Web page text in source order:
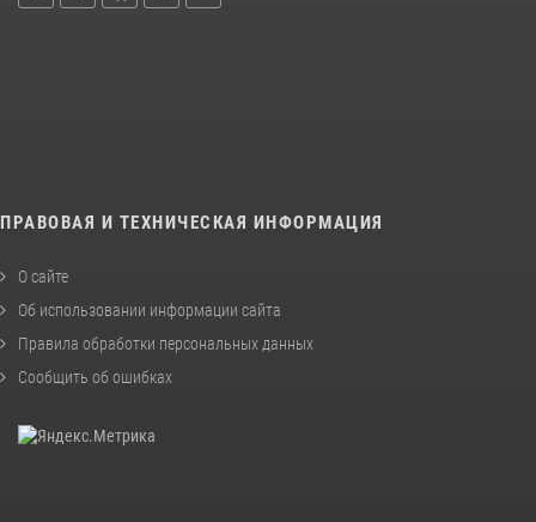
ПРАВОВАЯ И ТЕХНИЧЕСКАЯ ИНФОРМАЦИЯ
О сайте
Об использовании информации сайта
Правила обработки персональных данных
Сообщить об ошибках